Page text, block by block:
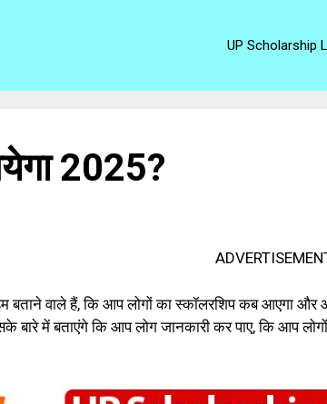
UP Scholarship
2025?
वाले हैं, कि आप लोगों का स्कॉलरशिप कब आएगा
बारे में बताएंगे कि आप लोग जानकारी कर पाए, कि आप